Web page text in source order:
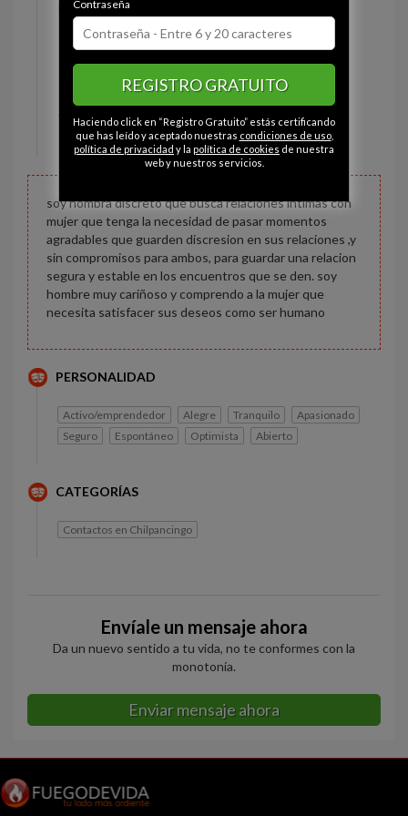
Estado civil:
Ojos: Avellana
Constitución: Normal
Altura: 167 cm
Peso: 60 kg
soy hombra discreto que busca relaciones intimas con
mujer que tenga la necesidad de pasar momentos
agradables que guarden discresion en sus relaciones ,y
sin compromisos para ambos, para guardar una relacion
segura y estable en los encuentros que se den. soy
hombre muy cariñoso y comprendo a la mujer que
necesita satisfacer sus deseos como ser humano
PERSONALIDAD
Activo/emprendedor Alegre Tranquilo
Apasionado
Seguro
Espontáneo Optimista Abierto
CATEGORÍAS
Contactos en Chilpancingo
Envíale un mensaje ahora
Da un nuevo sentido a tu vida, no te conformes con la
monotonía.
Enviar mensaje ahora
Contraseña
REGISTRO GRATUITO
Haciendo click en “Registro Gratuito” estás certificando
que has leído y aceptado nuestras condiciones de uso,
política de privacidad y la política de cookies de nuestra
web y nuestros servicios.